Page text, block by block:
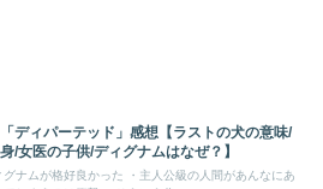
「ディパーテッド」感想【ラストの犬の意味/
/女医の子供/ディグナムはなぜ？】
グナムが格好良かった ・主人公級の人間があんなにあ